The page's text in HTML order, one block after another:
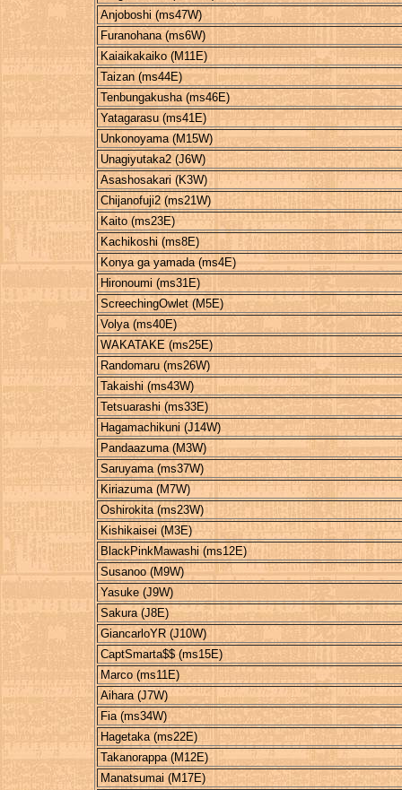
Anjoboshi (ms47W)
Furanohana (ms6W)
Kaiaikakaiko (M11E)
Taizan (ms44E)
Tenbungakusha (ms46E)
Yatagarasu (ms41E)
Unkonoyama (M15W)
Unagiyutaka2 (J6W)
Asashosakari (K3W)
Chijanofuji2 (ms21W)
Kaito (ms23E)
Kachikoshi (ms8E)
Konya ga yamada (ms4E)
Hironoumi (ms31E)
ScreechingOwlet (M5E)
Volya (ms40E)
WAKATAKE (ms25E)
Randomaru (ms26W)
Takaishi (ms43W)
Tetsuarashi (ms33E)
Hagamachikuni (J14W)
Pandaazuma (M3W)
Saruyama (ms37W)
Kiriazuma (M7W)
Oshirokita (ms23W)
Kishikaisei (M3E)
BlackPinkMawashi (ms12E)
Susanoo (M9W)
Yasuke (J9W)
Sakura (J8E)
GiancarloYR (J10W)
CaptSmarta$$ (ms15E)
Marco (ms11E)
Aihara (J7W)
Fia (ms34W)
Hagetaka (ms22E)
Takanorappa (M12E)
Manatsumai (M17E)